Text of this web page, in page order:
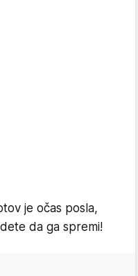
je očas posla,
da ga spremi!